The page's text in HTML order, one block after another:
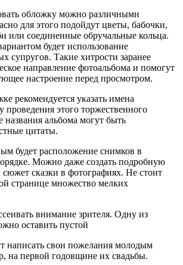
обложку можно различными
для этого подойдут цветы, бабочки,
или соединенные обручальные кольца.
будет использование
супругов. Такие хитрости заранее
направление фотоальбома и помогут
настроение перед просмотром.
рекомендуется указать имена
проведения этого торжественного
названия альбома могут быть
цитаты.
будет расположение снимков в
Можно даже создать подробную
сказки в фотографиях. Не стоит
странице множество мелких
внимание зрителя. Одну из
оставить пустой
написать свои пожелания молодым
на первой годовщине их свадьбы.